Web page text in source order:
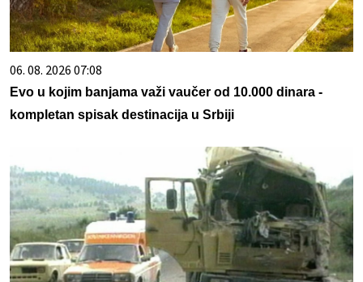
06. 08. 2026 07:08
Evo u kojim banjama važi vaučer od 10.000 dinara -
kompletan spisak destinacija u Srbiji